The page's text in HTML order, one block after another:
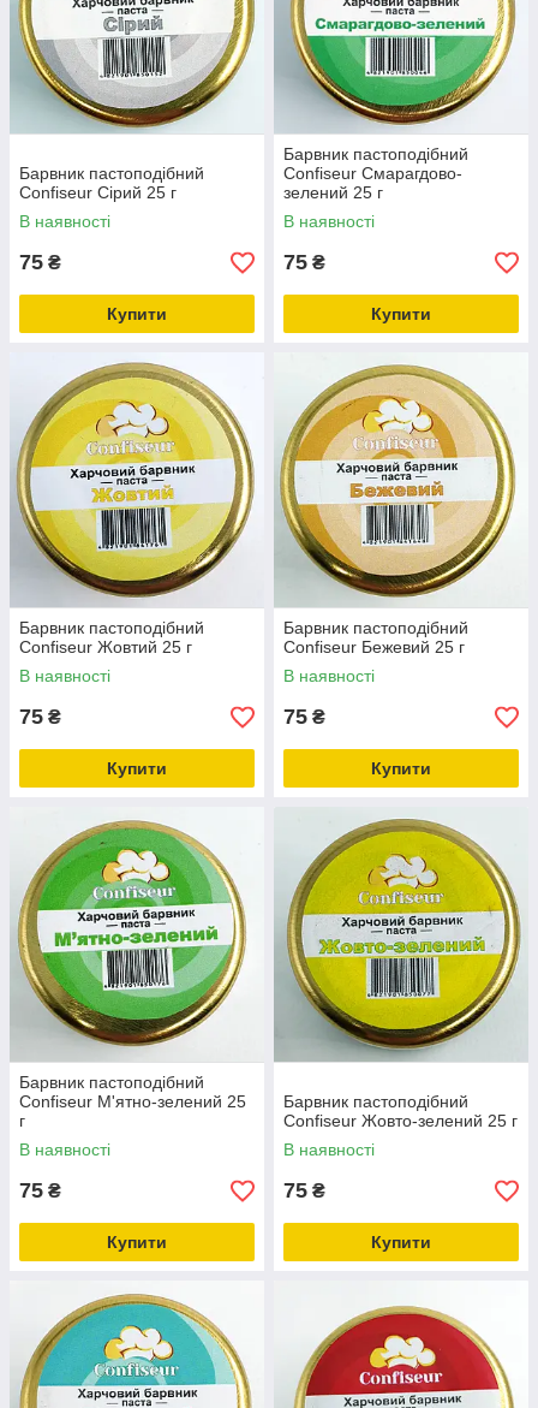
Барвник пастоподібний
Confiseur Сірий 25 г
В наявності
75 ₴
Купити
Барвник пастоподібний
Confiseur Смарагдово-
зелений 25 г
В наявності
75 ₴
Купити
Барвник пастоподібний
Confiseur Жовтий 25 г
В наявності
75 ₴
Купити
Барвник пастоподібний
Confiseur Бежевий 25 г
В наявності
75 ₴
Купити
Барвник пастоподібний
Confiseur М'ятно-зелений 25
г
В наявності
75 ₴
Купити
Барвник пастоподібний
Confiseur Жовто-зелений 25 г
В наявності
75 ₴
Купити